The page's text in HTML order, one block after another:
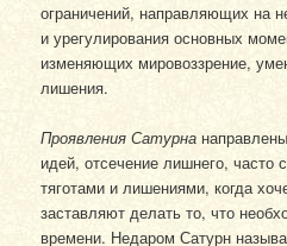
ограничений, направляющих на
и урегулирования основных
изменяющих мировоззрение,
лишения.
Проявления Сатурна
идей, отсечение лишнего, часто
тяготами и лишениями, когда
заставляют делать то, что
времени. Недаром Сатурн